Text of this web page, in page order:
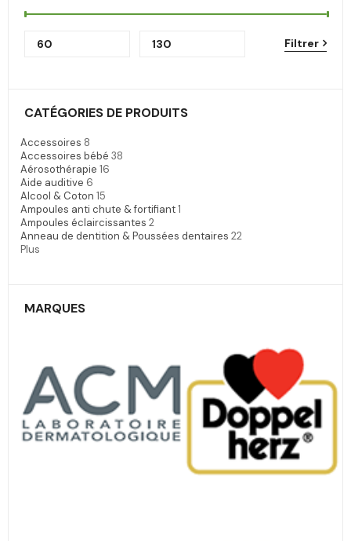
Filtrer
CATÉGORIES DE PRODUITS
Accessoires 8
Accessoires bébé 38
Aérosothérapie 16
Aide auditive 6
Alcool & Coton 15
Ampoules anti chute & fortifiant1
Ampoules éclaircissantes 2
Anneau de dentition & Poussées dentaires 22
Plus
MARQUES